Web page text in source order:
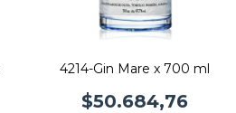
4214-Gin Mare x 700 ml
$50.684,76